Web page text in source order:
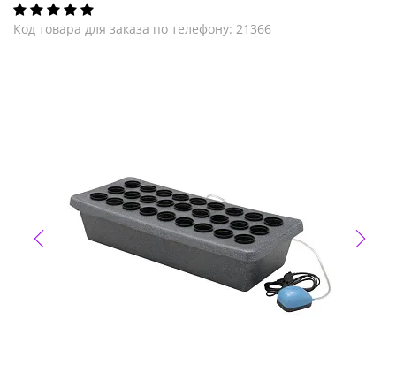
Код товара для заказа по телефону: 21366